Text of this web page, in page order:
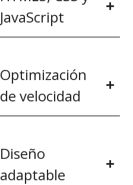
JavaScript
Optimización
de velocidad
Diseño
adaptable